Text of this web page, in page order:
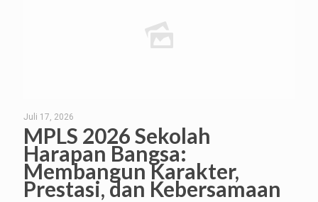
Juli 17, 2026
MPLS 2026 Sekolah
Harapan Bangsa:
Membangun Karakter,
Prestasi, dan Kebersamaan